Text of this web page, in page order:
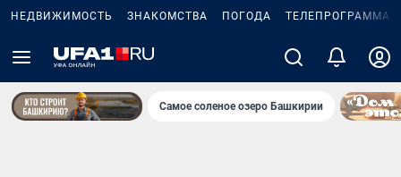
НЕДВИЖИМОСТЬ ЗНАКОМСТВА ПОГОДА ТЕЛЕПРОГРАММА
Самое соленое озеро Башкирии